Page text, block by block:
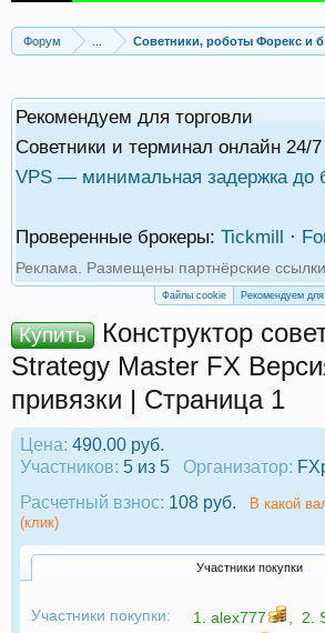
Форум
Рекомендуем для торговли
Советники и терминал онлайн 24/
VPS — минимальная задержка до
Проверенные брокеры: Tickmill ·
Реклама. Размещены партнёрские ссылки.
Файлы cookie Рекомендуем
Купить
Конструктор
Strategy Master FX
привязки | Страница 1
Цена: 490.00 руб.
Участников: 5 из 5 Организатор:
Расчетный взнос: 108 руб.
В какой
(клик)
Участники покупки
Участники покупки: 1. alex777 2.